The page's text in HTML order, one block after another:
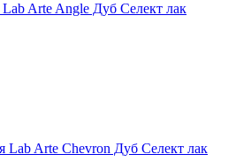
Arte Angle Дуб Селект лак
Lab Arte Chevron Дуб Селект лак